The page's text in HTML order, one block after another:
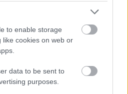
to enable storage
like cookies on web or
data to be sent to
purposes.